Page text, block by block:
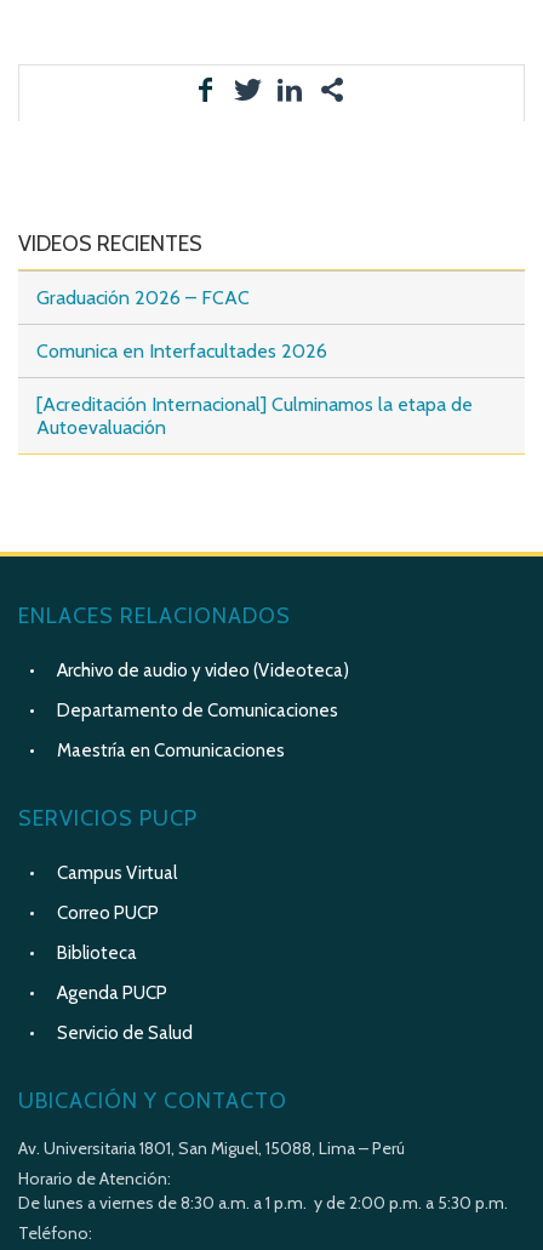
VIDEOS RECIENTES
Graduación 2026 – FCAC
Comunica en Interfacultades 2026
[Acreditación Internacional] Culminamos la etapa de
Autoevaluación
ENLACES RELACIONADOS
Archivo de audio y video (Videoteca)
Departamento de Comunicaciones
Maestría en Comunicaciones
SERVICIOS PUCP
Campus Virtual
Correo PUCP
Biblioteca
Agenda PUCP
Servicio de Salud
UBICACIÓN Y CONTACTO
Av. Universitaria 1801, San Miguel, 15088, Lima – Perú
Horario de Atención:
De lunes a viernes de 8:30 a.m. a 1 p.m. y de 2:00 p.m. a 5:30 p.m.
Teléfono: